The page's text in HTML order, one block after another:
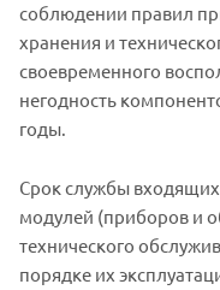
соблюдении правил
хранения и
своевременного
негодность
годы.
Срок службы
модулей (приборов и
технического
порядке их